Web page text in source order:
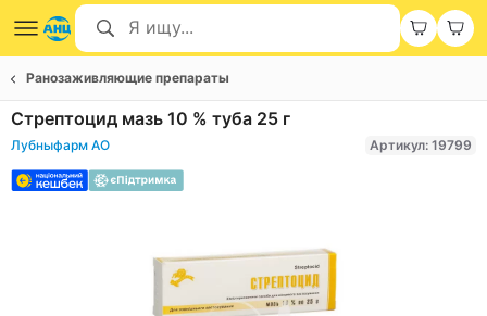
Ранозаживляющие препараты
Стрептоцид мазь 10 % туба 25 г
Лубныфарм АО Артикул: 19799